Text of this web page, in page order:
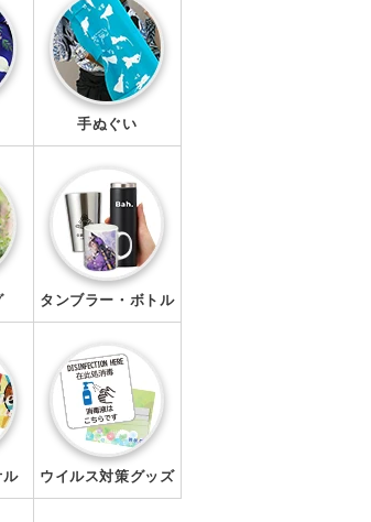
手ぬぐい
タンブラー・ボトル
ル ウイルス対策グッズ